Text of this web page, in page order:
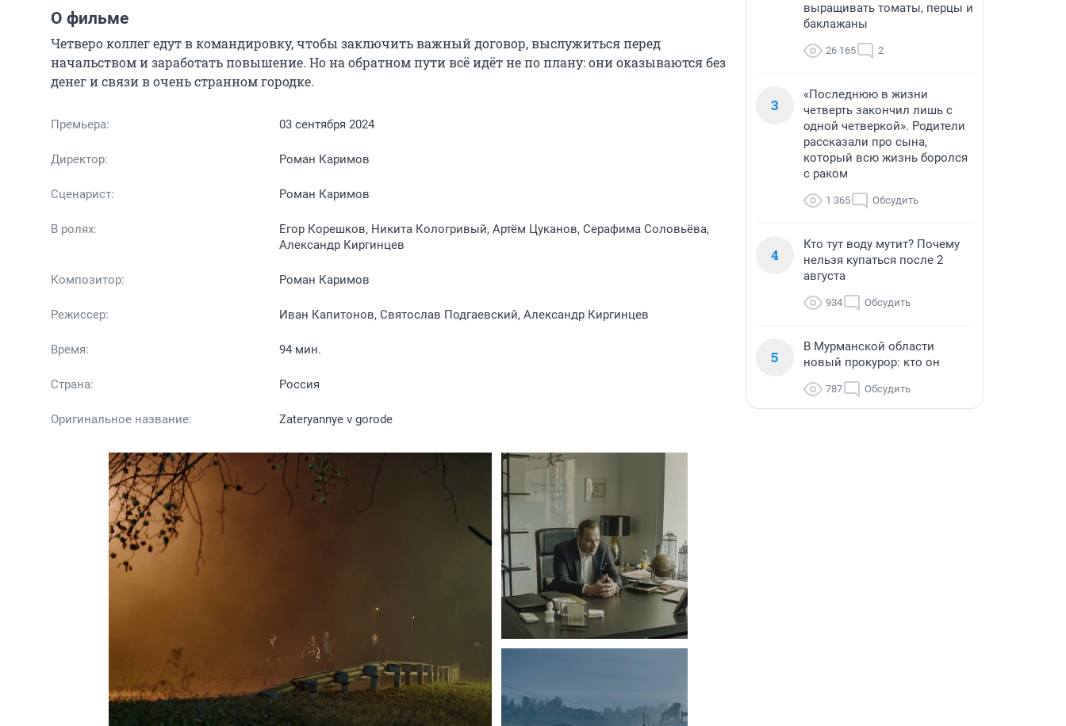
О фильме
Четверо коллег едут в командировку, чтобы заключить важный договор, выслужиться перед
начальством и заработать повышение. Но на обратном пути всё идёт не по плану: они оказываются без
денег и связи в очень странном городке.
Премьера: 03 сентября 2024
Директор: Роман Каримов
Сценарист: Роман Каримов
В ролях:
Егор Корешков, Никита Кологривый, Артём Цуканов, Серафима Соловьёва,
Александр Киргинцев
Композитор: Роман Каримов
Режиссер: Иван Капитонов, Святослав Подгаевский, Александр Киргинцев
Время: 94 мин.
Страна: Россия
Оригинальное название: Zateryannye v gorode
выращивать томаты, перцы и
баклажаны
26 165 2
3
«Последнюю в жизни
четверть закончил лишь с
одной четверкой». Родители
рассказали про сына,
который всю жизнь боролся
с раком
1 365 Обсудить
4
Кто тут воду мутит? Почему
нельзя купаться после 2
августа
934 Обсудить
5
В Мурманской области
новый прокурор: кто он
787 Обсудить